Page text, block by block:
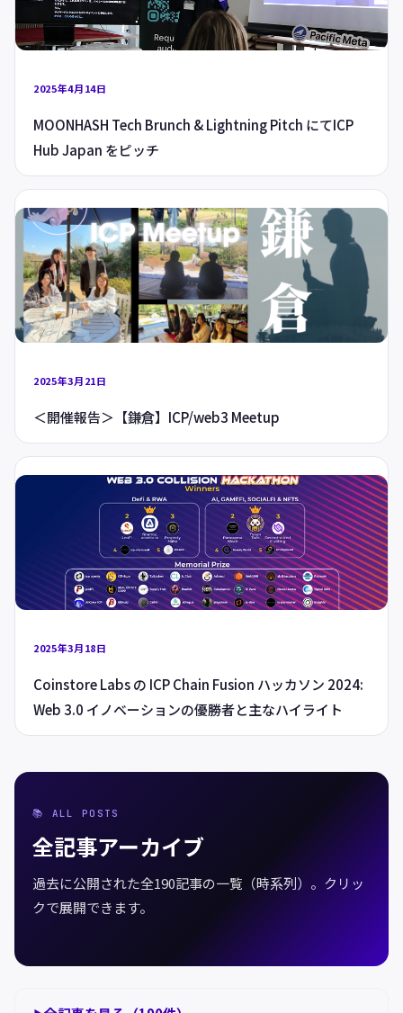
2025年4月14日
MOONHASH Tech Brunch & Lightning Pitch にてICP
Hub Japan をピッチ
2025年3月21日
＜開催報告＞【鎌倉】ICP/web3 Meetup
2025年3月18日
Coinstore Labs の ICP Chain Fusion ハッカソン 2024:
Web 3.0 イノベーションの優勝者と主なハイライト
📚 ALL POSTS
全記事アーカイブ
過去に公開された全190記事の一覧（時系列）。クリッ
クで展開できます。